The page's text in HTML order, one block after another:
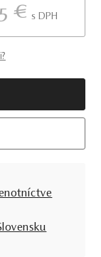
€ S DPH